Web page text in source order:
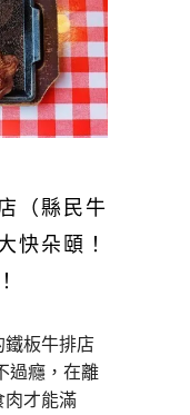
（縣民牛
快朵頤！
鐵板牛排店
過癮，在離
肉才能滿